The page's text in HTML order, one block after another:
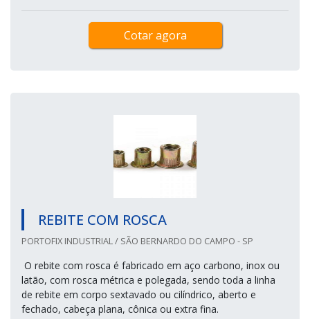
Cotar agora
REBITE COM ROSCA
PORTOFIX INDUSTRIAL / SÃO BERNARDO DO CAMPO - SP
O rebite com rosca é fabricado em aço carbono, inox ou
latão, com rosca métrica e polegada, sendo toda a linha
de rebite em corpo sextavado ou cilíndrico, aberto e
fechado, cabeça plana, cônica ou extra fina.